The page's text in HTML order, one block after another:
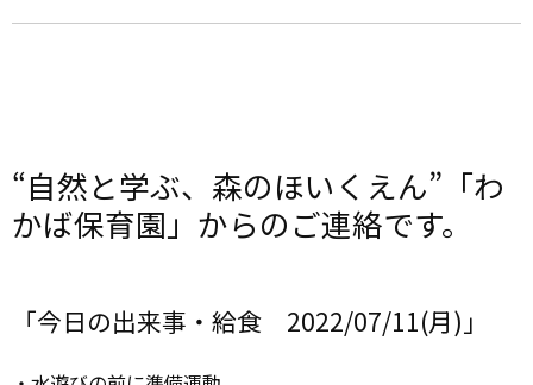
“自然と学ぶ、森のほいくえん”「わ
かば保育園」からのご連絡です。
「今日の出来事・給食 2022/07/11(月)」